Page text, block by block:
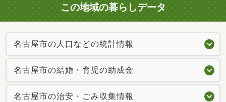
この地域の暮らしデータ
名古屋市の人口などの統計情報
名古屋市の結婚・育児の助成金
名古屋市の治安・ごみ収集情報